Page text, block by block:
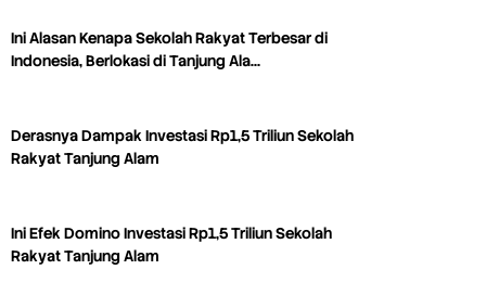
Ini Alasan Kenapa Sekolah Rakyat Terbesar di
Indonesia, Berlokasi di Tanjung Ala…
Derasnya Dampak Investasi Rp1,5 Triliun Sekolah
Rakyat Tanjung Alam
Ini Efek Domino Investasi Rp1,5 Triliun Sekolah
Rakyat Tanjung Alam